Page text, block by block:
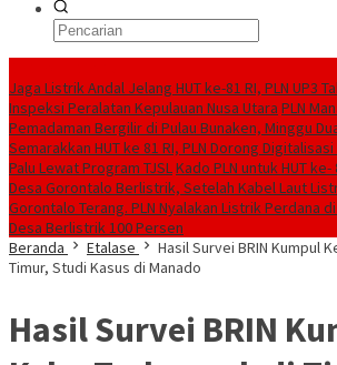
Jaga Listrik Andal Jelang HUT ke-81 RI, PLN UP3
Inspeksi Peralatan Kepulauan Nusa Utara PLN
Pemadaman Bergilir di Pulau Bunaken, Minggu
Semarakkan HUT ke 81 RI, PLN Dorong
Palu Lewat Program TJSLKado PLN untuk HUT
Desa Gorontalo Berlistrik, Setelah Kabel Laut
Gorontalo Terang. PLN Nyalakan Listrik Perdana
Desa Berlistrik 100 Persen
Beranda
Etalase
Hasil Survei BRIN Kumpul
Timur, Studi Kasus di Manado
Hasil Survei BRIN